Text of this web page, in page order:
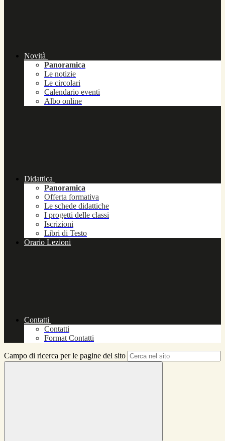
Novità
Panoramica
Le notizie
Le circolari
Calendario eventi
Albo online
Didattica
Panoramica
Offerta formativa
Le schede didattiche
I progetti delle classi
Iscrizioni
Libri di Testo
Orario Lezioni
Contatti
Contatti
Format Contatti
Campo di ricerca per le pagine del sito